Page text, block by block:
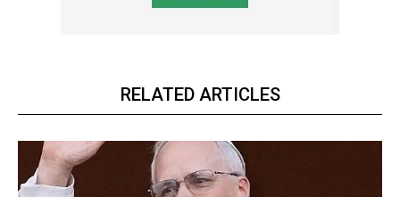
RELATED ARTICLES